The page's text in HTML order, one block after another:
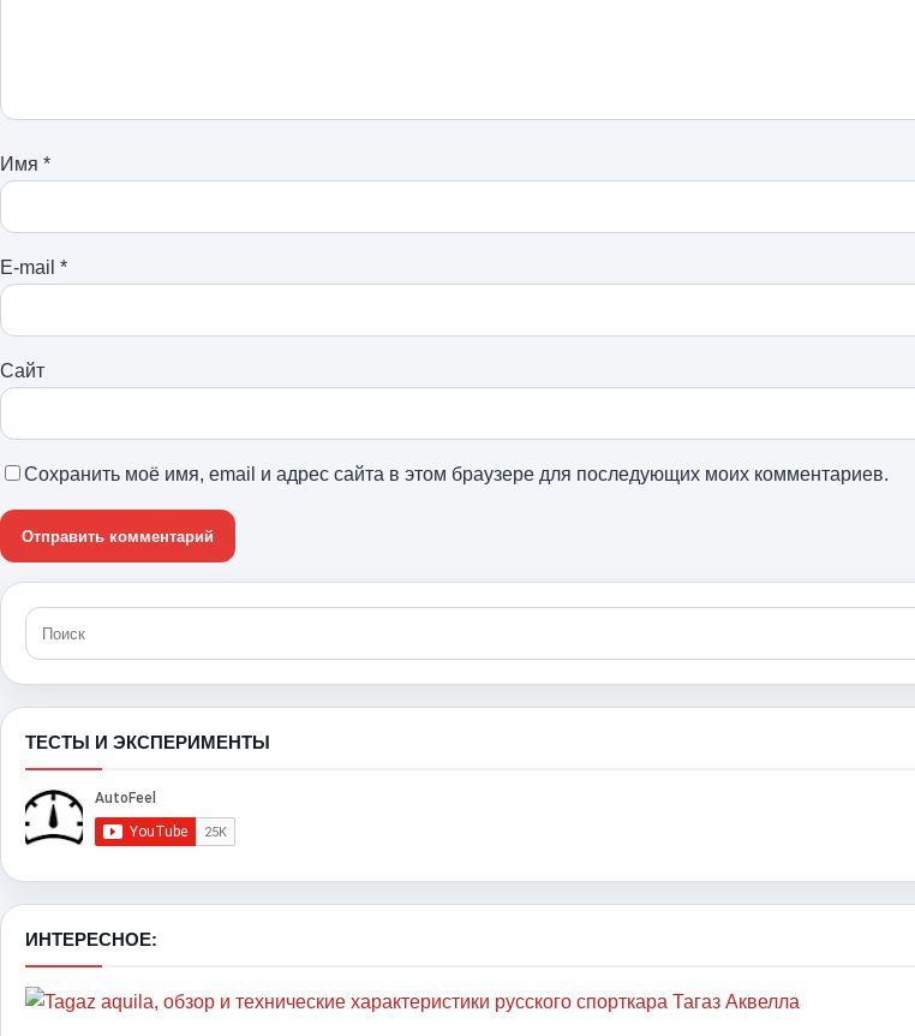
Имя *
E-mail *
Сайт
Сохранить моё имя, email и адрес сайта в этом браузере для последующих моих комментариев.
ТЕСТЫ И ЭКСПЕРИМЕНТЫ
ИНТЕРЕСНОЕ: